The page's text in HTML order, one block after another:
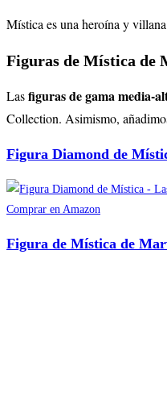
Mística es una heroína y
Figuras de Mística de
Lasfiguras de gama media-
Collection. Asimismo,
Figura Diamond de
Comprar en Amazon
Figura de Mística de